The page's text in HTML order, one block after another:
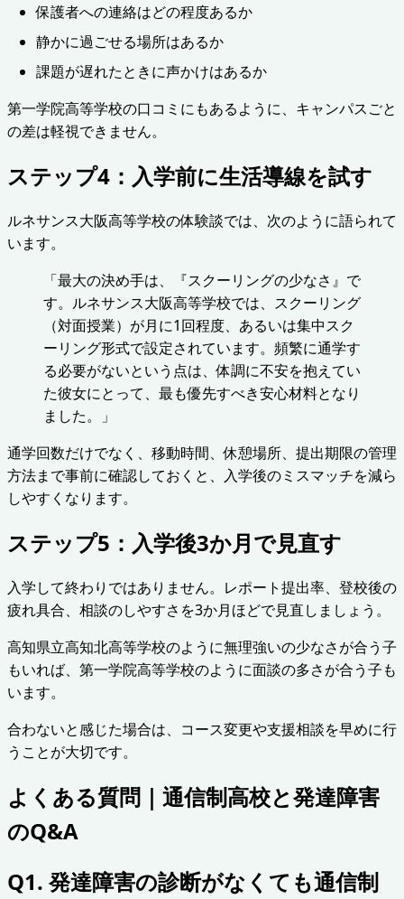
保護者への連絡はどの程度あるか
静かに過ごせる場所はあるか
課題が遅れたときに声かけはあるか
第一学院高等学校の口コミにもあるように、キャンパスごと
の差は軽視できません。
ステップ4：入学前に生活導線を試す
ルネサンス大阪高等学校の体験談では、次のように語られて
います。
「最大の決め手は、『スクーリングの少なさ』で
す。ルネサンス大阪高等学校では、スクーリング
（対面授業）が月に1回程度、あるいは集中スク
ーリング形式で設定されています。頻繁に通学す
る必要がないという点は、体調に不安を抱えてい
た彼女にとって、最も優先すべき安心材料となり
ました。」
通学回数だけでなく、移動時間、休憩場所、提出期限の管理
方法まで事前に確認しておくと、入学後のミスマッチを減ら
しやすくなります。
ステップ5：入学後3か月で見直す
入学して終わりではありません。レポート提出率、登校後の
疲れ具合、相談のしやすさを3か月ほどで見直しましょう。
高知県立高知北高等学校のように無理強いの少なさが合う子
もいれば、第一学院高等学校のように面談の多さが合う子も
います。
合わないと感じた場合は、コース変更や支援相談を早めに行
うことが大切です。
よくある質問｜通信制高校と発達障害
のQ&A
Q1. 発達障害の診断がなくても通信制